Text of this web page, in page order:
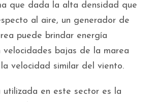
que dada la alta densidad que
al aire, un generador de
puede brindar energía
velocidades bajas de la marea
velocidad similar del viento.
en este sector es la